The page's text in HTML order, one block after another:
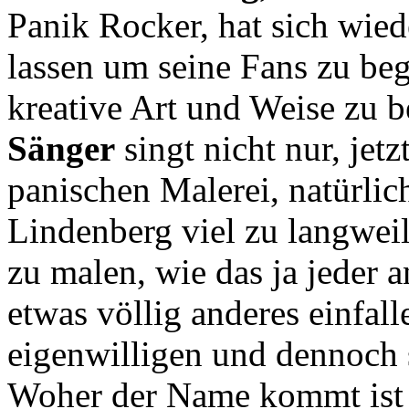
Panik Rocker, hat sich
lassen um seine Fans zu
kreative Art und Weise zu
Sänger singt nicht nur,
panischen Malerei,
Lindenberg viel zu
zu malen, wie das ja jeder
etwas völlig anderes
eigenwilligen und
Woher der Name kommt